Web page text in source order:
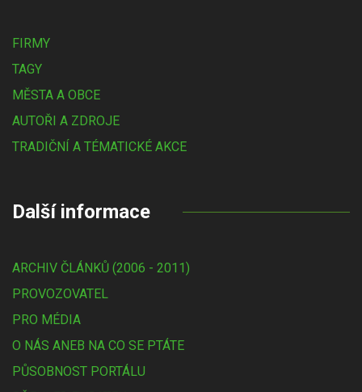
FIRMY
TAGY
MĚSTA A OBCE
AUTOŘI A ZDROJE
TRADIČNÍ A TÉMATICKÉ AKCE
Další informace
ARCHIV ČLÁNKŮ (2006 - 2011)
PROVOZOVATEL
PRO MÉDIA
O NÁS ANEB NA CO SE PTÁTE
PŮSOBNOST PORTÁLU